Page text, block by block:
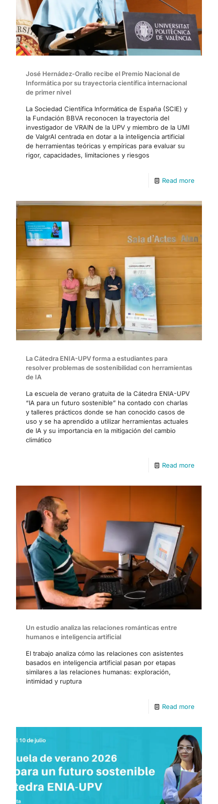
José Hernádez-Orallo recibe el Premio Nacional de
Informática por su trayectoria científica internacional
de primer nivel
La Sociedad Científica Informática de España (SCIE) y
la Fundación BBVA reconocen la trayectoria del
investigador de VRAIN de la UPV y miembro de la UMI
de ValgrAI centrada en dotar a la inteligencia artificial
de herramientas teóricas y empíricas para evaluar su
rigor, capacidades, limitaciones y riesgos
Read more
La Cátedra ENIA-UPV forma a estudiantes para
resolver problemas de sostenibilidad con herramientas
de IA
La escuela de verano gratuita de la Cátedra ENIA-UPV
“IA para un futuro sostenible” ha contado con charlas
y talleres prácticos donde se han conocido casos de
uso y se ha aprendido a utilizar herramientas actuales
de IA y su importancia en la mitigación del cambio
climático
Read more
Un estudio analiza las relaciones románticas entre
humanos e inteligencia artificial
El trabajo analiza cómo las relaciones con asistentes
basados en inteligencia artificial pasan por etapas
similares a las relaciones humanas: exploración,
intimidad y ruptura
Read more